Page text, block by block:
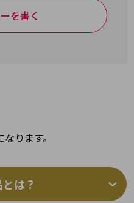
を書く
ります。
は？